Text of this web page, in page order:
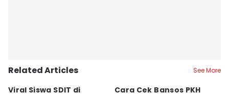
Related Articles See More
Viral Siswa SDIT di
Cara Cek Bansos PKH